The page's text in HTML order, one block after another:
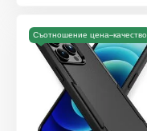
Съотношение цена–качество